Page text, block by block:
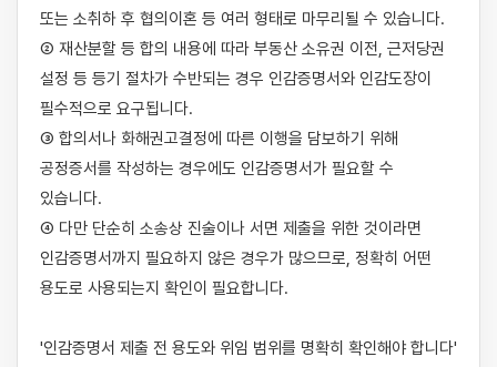
또는 소취하 후 협의이혼 등 여러 형태로 마무리될 수 있습니다.
② 재산분할 등 합의 내용에 따라 부동산 소유권 이전, 근저당권
설정 등 등기 절차가 수반되는 경우 인감증명서와 인감도장이
필수적으로 요구됩니다.
③ 합의서나 화해권고결정에 따른 이행을 담보하기 위해
공정증서를 작성하는 경우에도 인감증명서가 필요할 수
있습니다.
④ 다만 단순히 소송상 진술이나 서면 제출을 위한 것이라면
인감증명서까지 필요하지 않은 경우가 많으므로, 정확히 어떤
용도로 사용되는지 확인이 필요합니다.
'인감증명서 제출 전 용도와 위임 범위를 명확히 확인해야 합니다'